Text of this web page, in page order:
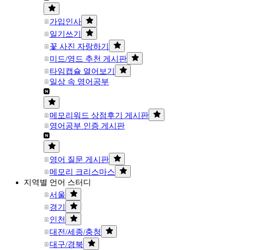
가입인사
일기쓰기
꽃 사진 자랑하기
미드/영드 추천 게시판
타임캡슐 열어보기
일상 속 영어공부
메모리워드 상점후기 게시판
영어공부 인증 게시판
영어 질문 게시판
메모리 크리스마스
지역별 언어 스터디
서울
경기
인천
대전/세종/충청
대구/경북